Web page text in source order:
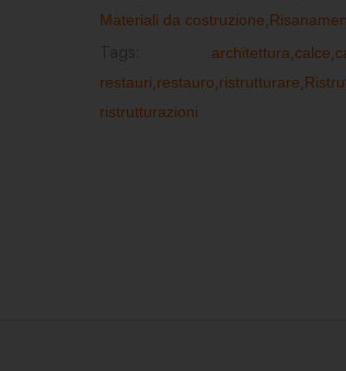
Materiali da costruzione
architettura calce
restauri restauro ristrutturare
ristrutturazioni